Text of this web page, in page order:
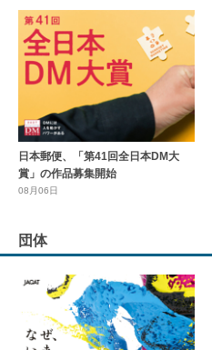
日本郵便、「第41回全日本DM大
賞」の作品募集開始
08月06日
団体